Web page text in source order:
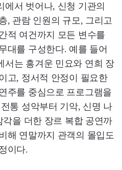
에서 벗어나, 신청 기관의
, 관람 인원의 규모, 그리고
적 여건까지 모든 변수를
대를 구성한다. 예를 들어
서는 흥겨운 민요와 연희 장
고, 정서적 안정이 필요한
주를 중심으로 프로그램을
통 성악부터 기악, 신명 나
을 더한 장르 복합 공연까
해 연말까지 관객의 몰입도
이다.